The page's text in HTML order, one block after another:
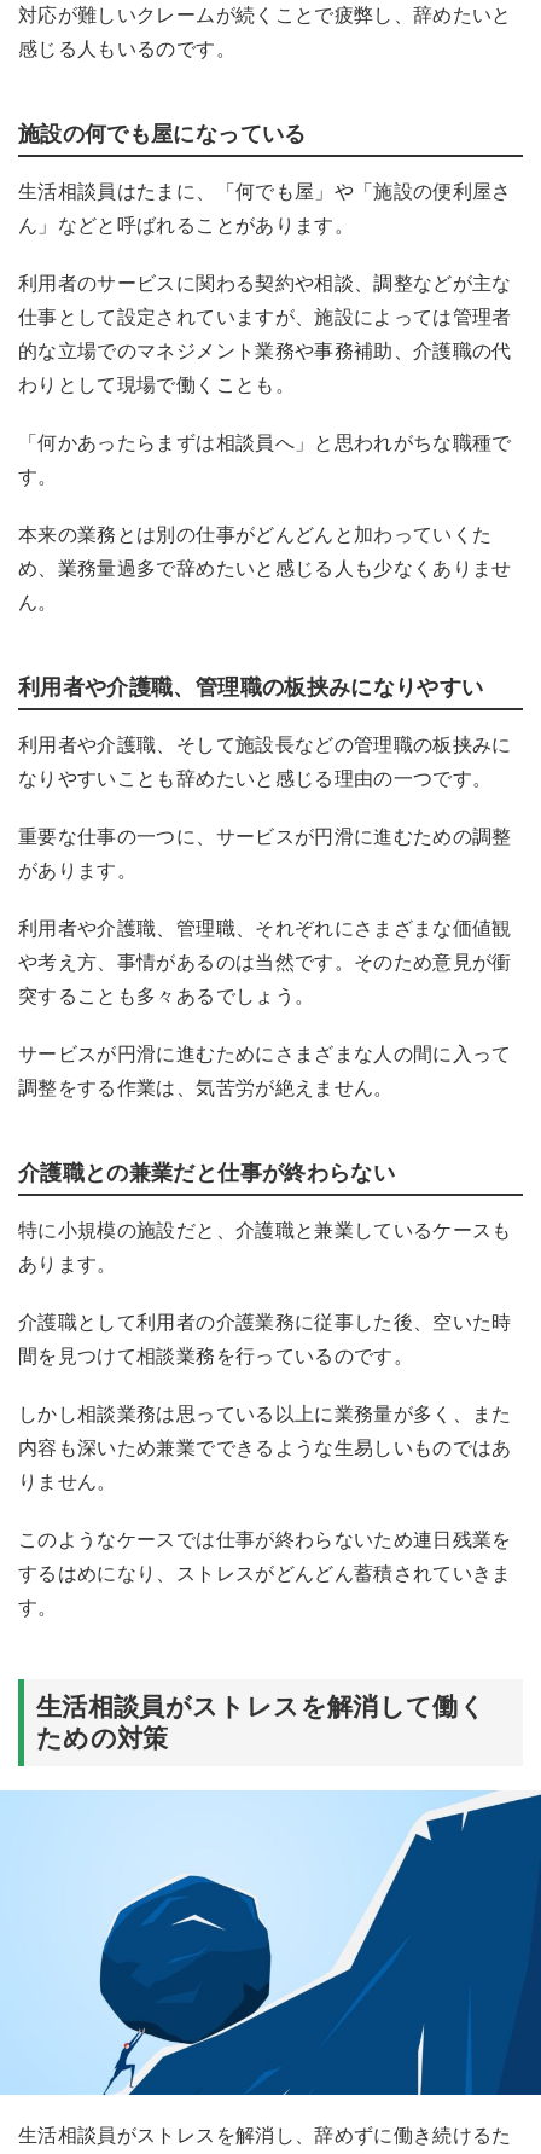
対応が難しいクレームが続くことで疲弊し、辞めたいと
感じる人もいるのです。
施設の何でも屋になっている
生活相談員はたまに
「何でも屋」や「施設の便利屋さ
ん」などと呼ばれることがあります。
利用者のサービスに関わる契約や相談、調整などが主な
仕事として設定されていますが、施設によっては管理者
的な立場でのマネジメント業務や事務補助、介護職の代
わりとして現場で働くことも。
「何かあったらまずは相談員へ」と思われがちな職種で
す。
本来の業務とは別の仕事がどんどんと加わっていくた
め、業務量過多で辞めたいと感じる人も少なくありませ
ん。
利用者や介護職、管理職の板挟みになりやすい
利用者や介護職、そして施設長などの管理職の板挟みに
なりやすいことも辞めたいと感じる理由の一つです。
重要な仕事の一つに、サービスが円滑に進むための調整
があります。
利用者や介護職、管理職、それぞれにさまざまな価値観
や考え方、事情があるのは当然です。そのため意見が衝
突することも多々あるでしょう。
サービスが円滑に進むために さまざまな人の間に入って
調整をする作業は
、気苦労が絶えません。
介護職との兼業だと仕事が終わらない
特に小規模の施設だと、介護職と兼業しているケースも
あります。
介護職として利用者の介護業務に従事した後、空いた時
間を見つけて相談業務を行っているのです。
しかし相談業務は思っている以上に業務量が多く、また
内容も深いため兼業でできるような生易しい ものではあ
りません。
このようなケースでは仕事が終わらないため連日残業を
するはめになり、ストレスがどんどん蓄積されていきま
す。
生活相談員がストレスを解消して働く
ための対策
生活相談員がストレスを解消し、辞めずに働き続けるた